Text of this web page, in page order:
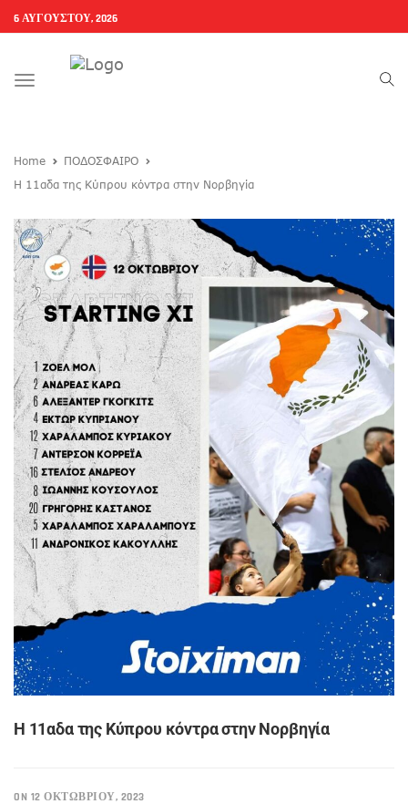
6 ΑΥΓΟΎΣΤΟΥ, 2026
Toggle
Home
ΠΟΔΟΣΦΑΙΡΟ
Η 11αδα της Κύπρου κόντρα στην Νορβηγία
Η 11αδα της Κύπρου κόντρα στην Νορβηγία
ON 12 ΟΚΤΩΒΡΊΟΥ, 2023